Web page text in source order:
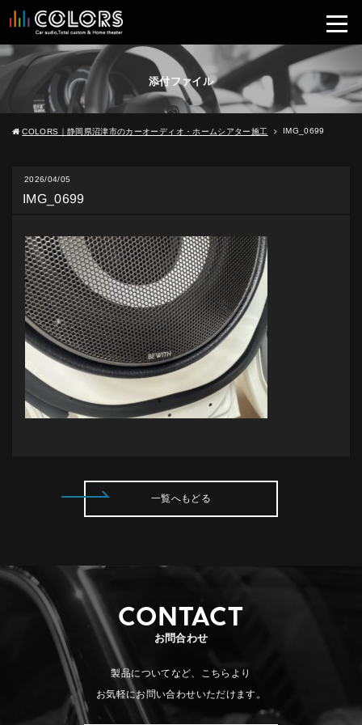
添付ファイル
COLORS｜静岡県沼津市のカーオーディオ・ホームシアター施工 IMG_0699
2026/04/05
IMG_0699
一覧へもどる
CONTACT
お問合わせ
製品についてなど、こちらより
お気軽にお問い合わせいただけます。